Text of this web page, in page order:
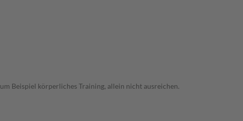
Beispiel körperliches Training, allein nicht ausreichen.